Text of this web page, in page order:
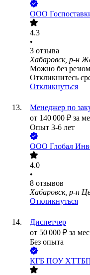
ООО
4.3
•
3 отзыва
Хабаровск, р-н
Можно без
Откликнитесь
Откликнуться
Менеджер по
от 140 000 ₽ за
Опыт 3-6 лет
ООО Глобал
4.0
•
8 отзывов
Хабаровск, р-н
Откликнуться
Диспетчер
от 50 000 ₽ за
Без опыта
КГБ ПОУ